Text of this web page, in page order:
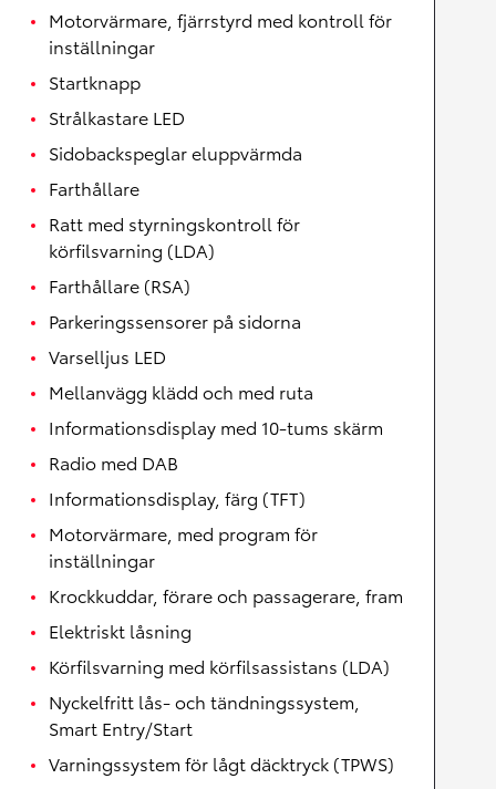
Motorvärmare, fjärrstyrd med kontroll för
inställningar
Startknapp
Strålkastare LED
Sidobackspeglar eluppvärmda
Farthållare
Ratt med styrningskontroll för
körfilsvarning (LDA)
Farthållare (RSA)
Parkeringssensorer på sidorna
Varselljus LED
Mellanvägg klädd och med ruta
Informationsdisplay med 10-tums skärm
Radio med DAB
Informationsdisplay, färg (TFT)
Motorvärmare, med program för
inställningar
Krockkuddar, förare och passagerare, fram
Elektriskt låsning
Körfilsvarning med körfilsassistans (LDA)
Nyckelfritt lås- och tändningssystem,
Smart Entry/Start
Varningssystem för lågt däcktryck (TPWS)